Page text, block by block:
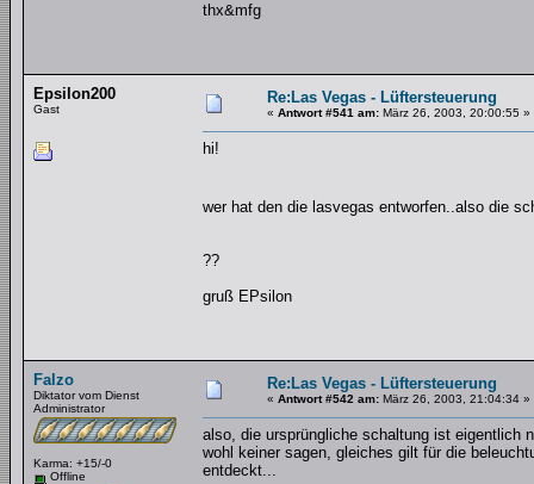
thx&mfg
Epsilon200
Gast
Re:Las Vegas - Lüftersteuerung
« Antwort #541 am: März 26, 2003, 20:00:55 »
hi!
wer hat den die lasvegas entworfen..also die
??
gruß EPsilon
Falzo
Diktator vom Dienst
Administrator
Karma: +15/-0
Offline
Re:Las Vegas - Lüftersteuerung
« Antwort #542 am: März 26, 2003, 21:04:34 »
also, die ursprüngliche schaltung ist eigentlich
wohl keiner sagen, gleiches gilt für die
entdeckt...